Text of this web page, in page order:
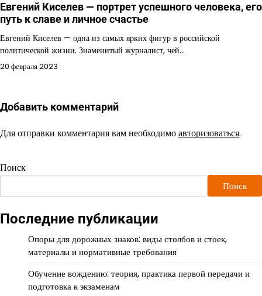
Евгений Киселев — портрет успешного человека, его
путь к славе и личное счастье
Евгений Киселев — одна из самых ярких фигур в российской
политической жизни. Знаменитый журналист, чей…
20 февраля 2023
Добавить комментарий
Для отправки комментария вам необходимоавторизоваться.
Поиск
Поиск
Последние публикации
Опоры для дорожных знаков: виды столбов и стоек,
материалы и нормативные требования
Обучение вождению: теория, практика первой передачи и
подготовка к экзаменам